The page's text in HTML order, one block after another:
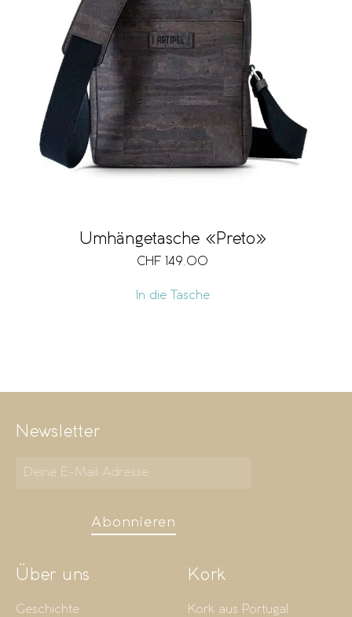
Umhängetasche «Preto»
CHF 149.00
In die Tasche
Newsletter
Abonnieren
Über uns
Geschichte
Kork
Kork aus Portugal